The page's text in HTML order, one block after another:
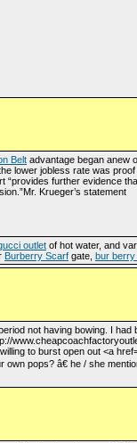
Belt advantage began anew
lower jobless rate was
further evidence
Krueger’s statement
outlet of hot water, and
Burberry Scarf gate, bur
not having bowing. I
to burst open out <a
pops? â€ he / she